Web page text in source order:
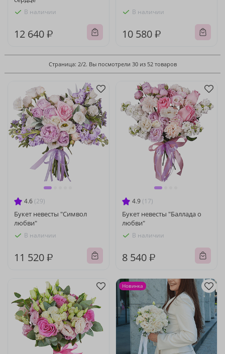
В наличии
12 640 ₽
В наличии
10 580 ₽
Страница: 2/2. Вы посмотрели 30 из 52 товаров
4.6 (29)
Букет невесты "Символ
любви"
В наличии
11 520 ₽
4.9 (17)
Букет невесты "Баллада о
любви"
В наличии
8 540 ₽
Новинка